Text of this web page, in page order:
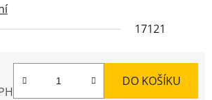
17121
DO KOŠÍKU